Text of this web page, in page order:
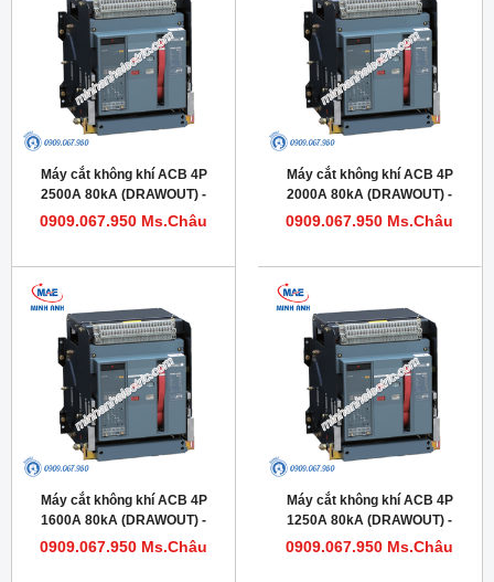
Máy cắt không khí ACB 4P
2500A 80kA (DRAWOUT) -
Model HDW632254DHVV56M
0909.067.950 Ms.Châu
Máy cắt không khí ACB 4P
2000A 80kA (DRAWOUT) -
Model HDW620204DHVV56M
0909.067.950 Ms.Châu
Máy cắt không khí ACB 4P
1600A 80kA (DRAWOUT) -
Model HDW620164DHVV56M
0909.067.950 Ms.Châu
Máy cắt không khí ACB 4P
1250A 80kA (DRAWOUT) -
Model HDW620124DHVV56M
0909.067.950 Ms.Châu